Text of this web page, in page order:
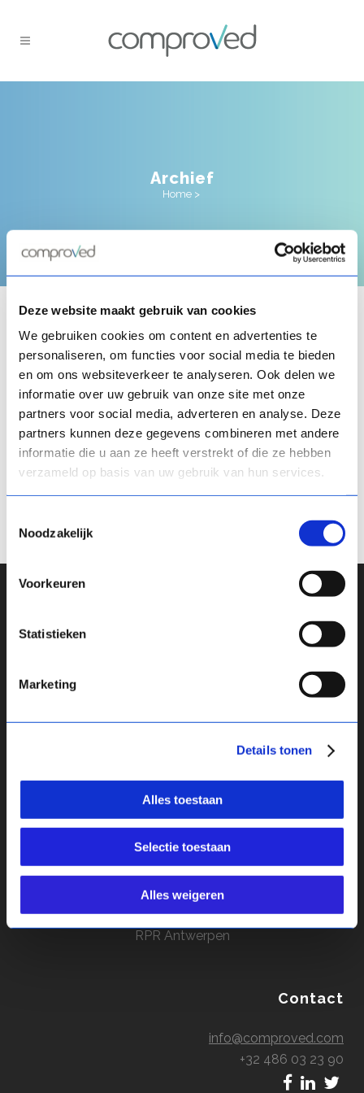
Deze website maakt gebruik van cookies
We gebruiken cookies om content en advertenties te
personaliseren, om functies voor social media te bieden
en om ons websiteverkeer te analyseren. Ook delen we
informatie over uw gebruik van onze site met onze
partners voor social media, adverteren en analyse. Deze
partners kunnen deze gegevens combineren met andere
informatie die u aan ze heeft verstrekt of die ze hebben
verzameld op basis van uw gebruik van hun services.
Noodzakelijk
Voorkeuren
Statistieken
Marketing
Details tonen
Alles toestaan
Selectie toestaan
Alles weigeren
Archief
Home>
ALLES
ABC
BEOORDELEN
ALLES OVER TOETSEN EN
BEOORDELEN
BEOORDELEN
CASES
MEDIA EN PUBLICATIES
WERKEN MET COMPROVED
Geen berichten gevonden
Tool
Team
Comproved
Deurne, België
BE0713 936 133
RPR Antwerpen
Contact
info@comproved.com
+32 486 03 23 90